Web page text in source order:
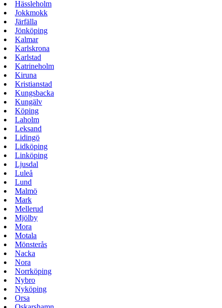
Hässleholm
Jokkmokk
Järfälla
Jönköping
Kalmar
Karlskrona
Karlstad
Katrineholm
Kiruna
Kristianstad
Kungsbacka
Kungälv
Köping
Laholm
Leksand
Lidingö
Lidköping
Linköping
Ljusdal
Luleå
Lund
Malmö
Mark
Mellerud
Mjölby
Mora
Motala
Mönsterås
Nacka
Nora
Norrköping
Nybro
Nyköping
Orsa